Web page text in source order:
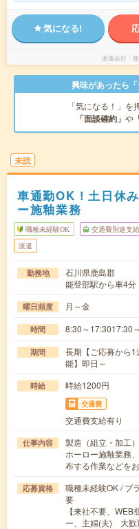
気になる!
派遣会社
興味があったら
「気になる！」
「面談確約」 や
未読
車通勤OK！土日休
ー施釉業務
職種未経験OK 交通費別途支
派遣
勤務地
石川県鹿島郡
能登部駅から車4分
曜日頻度 月～金
時間 8:30～17:3017:30
期間
長期【ご応募から
能】即日～
時給 時給1200円
交通費
交通費支給有り
仕事内容
製造（組立・加工）
ホーロー施釉業務
布する作業などを
応募資格
職種未経験OK / ブ
要
【来社不要、
ー、主婦(夫) 大歓